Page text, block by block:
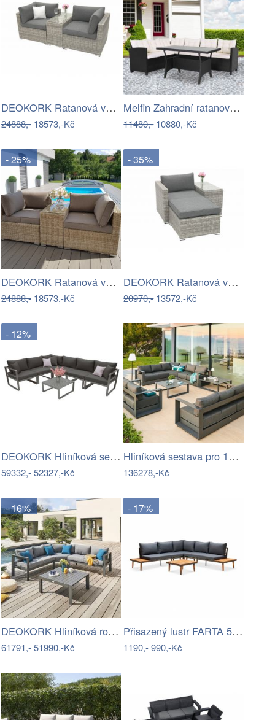
DEOKORK Ratanová variabilní sestava…
24888,- 18573,-Kč
Melfin Zahradní ratanová sestava…
11480,-10880,-Kč
- 25%
DEOKORK Ratanová variabilní sestava…
24888,- 18573,-Kč
- 35%
DEOKORK Ratanová variabilní sestava…
20970,-13572,-Kč
- 12%
DEOKORK Hliníková sestava pro 6 osob…
59332,-52327,-Kč
Hliníková sestava pro 10 osob MADRID …
136278,-Kč
- 16%
DEOKORK Hliníková rohová sestava…
61791,-51990,-Kč
- 17%
Přisazený lustr FARTA 5xE27/60W/230V…
1190,-990,-Kč